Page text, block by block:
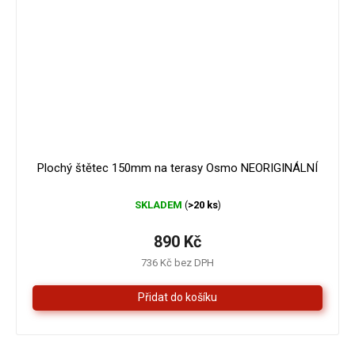
Plochý štětec 150mm na terasy Osmo NEORIGINÁLNÍ
SKLADEM (>20 ks)
736 Kč bez DPH
890 Kč